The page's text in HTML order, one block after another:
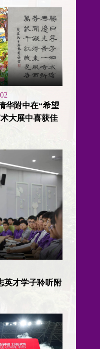
华附中在“希望
大展中喜获佳
才学子聆听附